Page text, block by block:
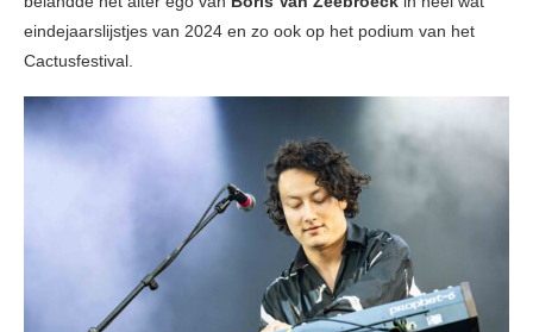
eindejaarslijstjes van 2024 en zo ook op het podium van het
Cactusfestival.